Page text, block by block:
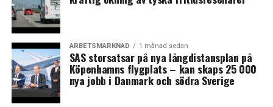
Statens Serum Institut har bedömt att det är säkrast
att all mink avlivas. Det finns en risk med att ett
kommande vaccin inte verkar som det ska mot de nya
virusvarianterna, menar man. Minkar har en särskild
förmåga att dra till sig coronaviruset, och även andra
förkylningsliknande virus, på grund av receptorer i hals
och lungor som viruset kan binda sig till. Även Holland
ARBETSMARKNAD 1 månad sedan
SAS storsatsar på nya långdistansplan på
Köpenhamns flygplats – kan skaps 25 000
nya jobb i Danmark och södra Sverige